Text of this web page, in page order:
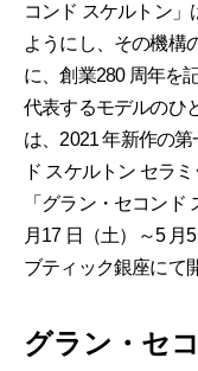
コンド スケルトン
ようにし、その機構
に、創業280 周年を
代表するモデルのひ
は、2021 年新作の
ド スケルトン セラ
「グラン・セコンド
月17 日（土）～5 月
ブティック銀座にて
グラン・セ